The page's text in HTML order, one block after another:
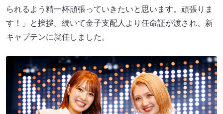
られるよう精一杯頑張っていきたいと思います。頑張りま
す！」と挨拶。続いて金子支配人より任命証が渡され、新
キャプテンに就任しました。